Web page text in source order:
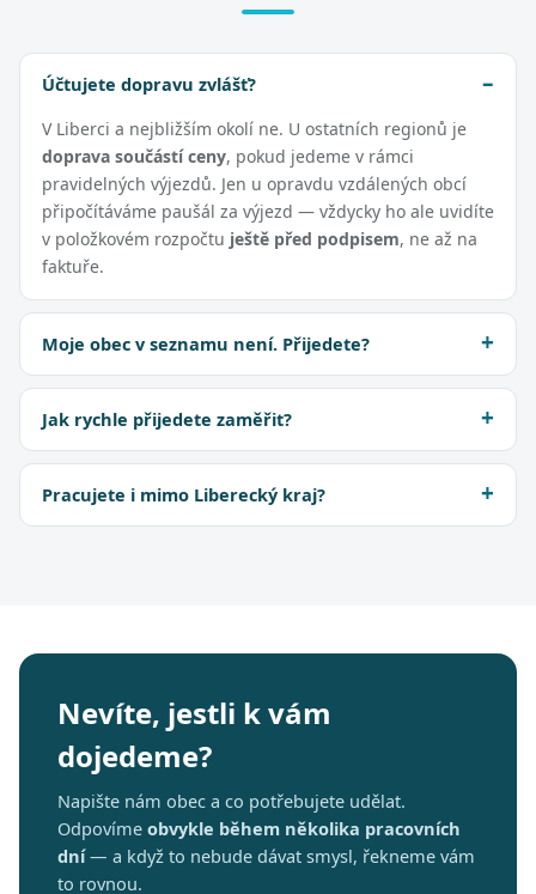
Účtujete dopravu zvlášť?
V Liberci a nejbližším okolí ne. U ostatních regionů je
doprava součástí ceny, pokud jedeme v rámci
pravidelných výjezdů. Jen u opravdu vzdálených obcí
připočítáváme paušál za výjezd — vždycky ho ale uvidíte
v položkovém rozpočtu ještě před podpisem, ne až na
faktuře.
Moje obec v seznamu není. Přijedete?
Jak rychle přijedete zaměřit?
Pracujete i mimo Liberecký kraj?
Nevíte, jestli k vám
dojedeme?
Napište nám obec a co potřebujete udělat.
Odpovíme obvykle během několika pracovních
dní— a když to nebude dávat smysl, řekneme vám
to rovnou.